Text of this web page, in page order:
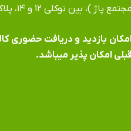
پاژ )، بین توکلی ۱۲ و ۱۴، پلاک ۳، واحد ۲
بازدید و دریافت حضوری
امکان پذیر میباشد.